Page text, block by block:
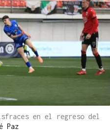
en el regreso del
Paz